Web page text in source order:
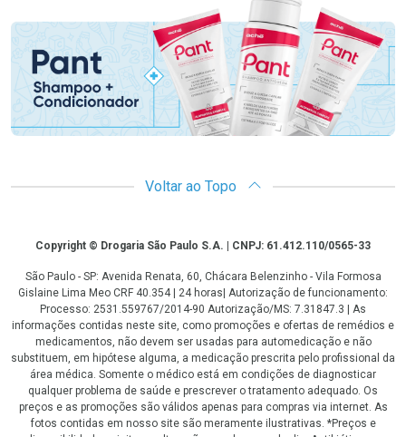
Promoção em Destaque
Voltar ao Topo
CopyrightCopyright © Drogaria São Paulo S.A. | CNPJ: 61.412.110/0565-33
São Paulo - SP: Avenida Renata, 60, Chácara Belenzinho - Vila Formosa
Gislaine Lima Meo CRF 40.354 | 24 horas| Autorização de funcionamento:
Processo: 2531.559767/2014-90 Autorização/MS: 7.31847.3 | As
informações contidas neste site, como promoções e ofertas de remédios e
medicamentos, não devem ser usadas para automedicação e não
substituem, em hipótese alguma, a medicação prescrita pelo profissional da
área médica. Somente o médico está em condições de diagnosticar
qualquer problema de saúde e prescrever o tratamento adequado. Os
preços e as promoções são válidos apenas para compras via internet. As
fotos contidas em nosso site são meramente ilustrativas. *Preços e